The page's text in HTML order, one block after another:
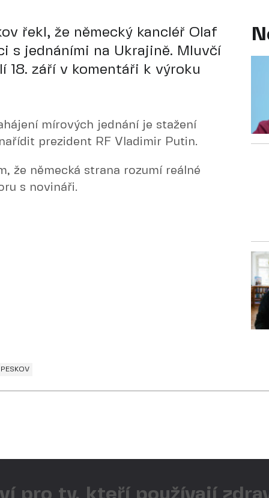
řekl, že německý kancléř Olaf
s jednáními na Ukrajině. Mluvčí
18. září v komentáři k výroku
mírových jednání je stažení
prezident RF Vladimir Putin.
že německá strana rozumí reálné
s novináři.
pro ty, kteří používají